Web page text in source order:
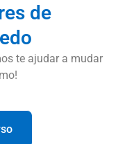
de
te ajudar a mudar